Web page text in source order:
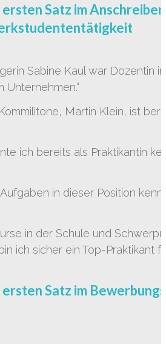
Satz im
Sabine Kaul war Dozentin
Unternehmen.“
Martin Klein, ist
ich bereits als Praktikantin
in dieser Position
in der Schule und
ich sicher ein Top-Praktikant
Satz im